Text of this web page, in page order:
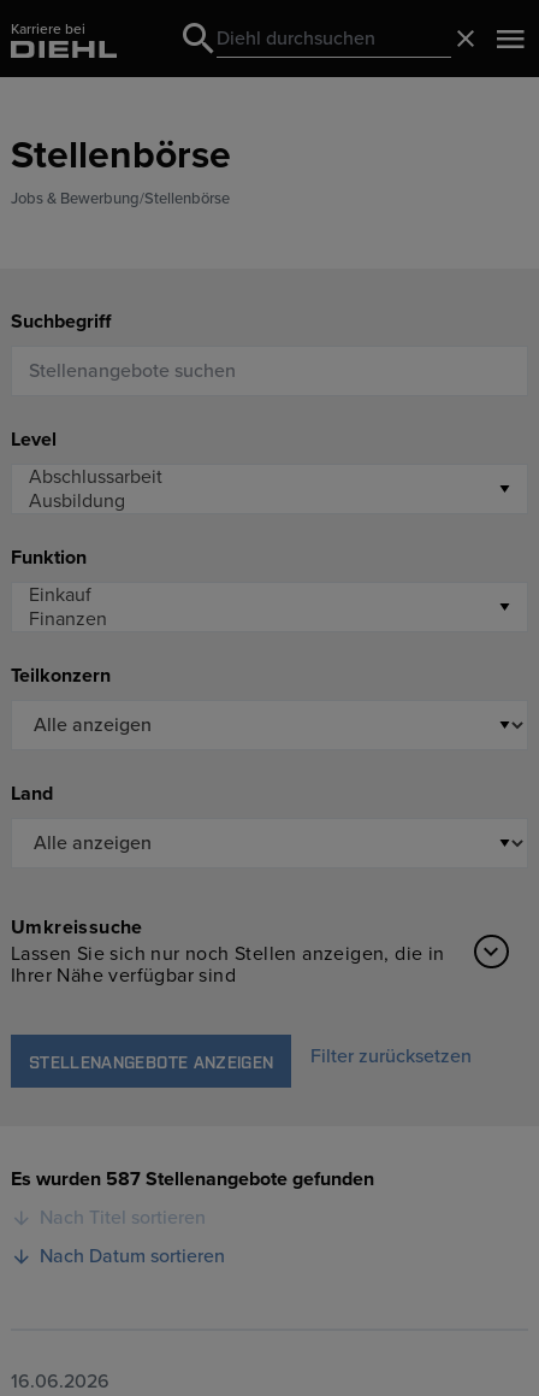
Karriere bei
Search
Search
Stellenbörse
Jobs & Bewerbung Stellenbörse
Suchbegriff
Level
Funktion
Teilkonzern
Land
Umkreissuche
Lassen Sie sich nur noch Stellen anzeigen, die in
Ihrer Nähe verfügbar sind
STELLENANGEBOTE ANZEIGEN Filter zurücksetzen
Es wurden 587 Stellenangebote gefunden
Nach Titel sortieren
Nach Datum sortieren
16.06.2026